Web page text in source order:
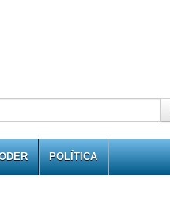
POLÍTICA